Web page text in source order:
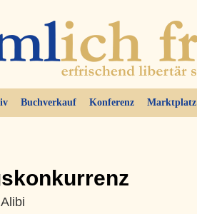
Buchverkauf Konferenz Marktplatz